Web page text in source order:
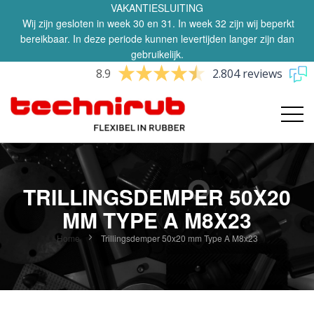
VAKANTIESLUITING
Wij zijn gesloten in week 30 en 31. In week 32 zijn wij beperkt
bereikbaar. In deze periode kunnen levertijden langer zijn dan
gebruikelijk.
8.9 2.804 reviews
TRILLINGSDEMPER 50X20
MM TYPE A M8X23
Home Trillingsdemper 50x20 mm Type A M8x23